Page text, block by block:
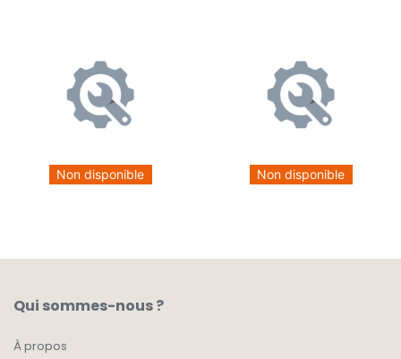
Non disponible Non disponible
Qui sommes-nous ?
À propos